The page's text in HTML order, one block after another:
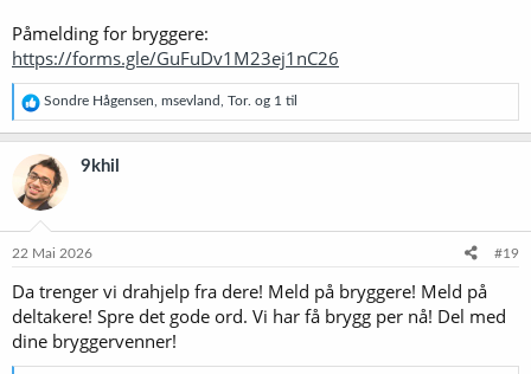
Påmelding for bryggere:
https://forms.gle/GuFuDv1M23ej1nC26
R
e
a
k
s
j
o
e
:
Sondre Hågensen msevland Tor. og 1 til
9khil
22 Mai 2026 #19
Da trenger vi drahjelp fra dere! Meld på bryggere! Meld på
deltakere! Spre det gode ord. Vi har få brygg per nå! Del med
dine bryggervenner!